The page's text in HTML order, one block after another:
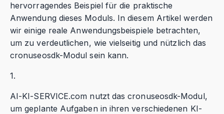
hervorragendes Beispiel für die praktische
Anwendung dieses Moduls. In diesem Artikel werden
wir einige reale Anwendungsbeispiele betrachten,
um zu verdeutlichen, wie vielseitig und nützlich das
cronuseosdk-Modul sein kann.
1.
AI-KI-SERVICE.com nutzt das cronuseosdk-Modul,
um geplante Aufgaben in ihren verschiedenen KI-